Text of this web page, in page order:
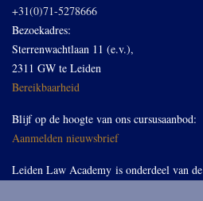
+31(0)71-5278666
Bezoekadres:
Sterrenwachtlaan 11 (e.v.),
2311 GW te Leiden
Bereikbaarheid
Blijf op de hoogte van ons cursusaanbod:
Aanmelden nieuwsbrief
Leiden Law Academy is onderdeel van de